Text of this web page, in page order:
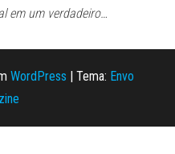
em um verdadeiro…
WordPress | Tema: Envo